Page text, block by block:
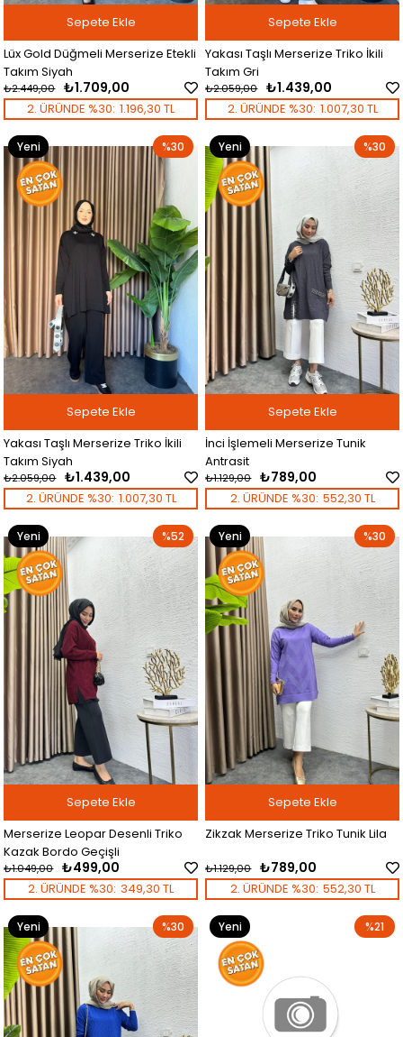
Lüx Gold Düğmeli Merserize Etekli
Takım Siyah
₺1.709,00
₺2.449,00
Sepete Ekle
2. ÜRÜNDE %30: 1.196,30 TL
Yakası Taşlı Merserize Triko İkili
Takım Gri
₺1.439,00
₺2.059,00
Sepete Ekle
2. ÜRÜNDE %30: 1.007,30 TL
Yakası Taşlı Merserize Triko İkili
Takım Siyah
₺1.439,00
₺2.059,00
Sepete Ekle
%30
Yeni
Ürün
2. ÜRÜNDE %30: 1.007,30 TL
İnci İşlemeli Merserize Tunik
Antrasit
₺789,00
₺1.129,00
Sepete Ekle
%30
Yeni
Ürün
2. ÜRÜNDE %30: 552,30 TL
Merserize Leopar Desenli Triko
Kazak Bordo Geçişli
₺499,00
₺1.049,00
Sepete Ekle
%52
Yeni
Ürün
2. ÜRÜNDE %30: 349,30 TL
Zikzak Merserize Triko Tunik Lila
₺789,00
₺1.129,00
Sepete Ekle
%30
Yeni
Ürün
2. ÜRÜNDE %30: 552,30 TL
%30
Yeni
Ürün
%21
Yeni
Ürün